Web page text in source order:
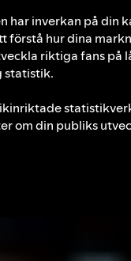
har inverkan på din
förstå hur dina
riktiga fans på
statistik.
om din publiks